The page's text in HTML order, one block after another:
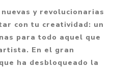
y revolucionarias
con tu creatividad: un
para todo aquel que
En el gran
ha desbloqueado la